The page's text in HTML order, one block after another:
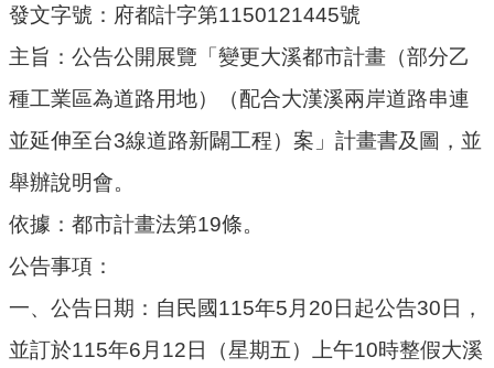
業
務
訊
便
民
務
政
府
訊
發文字號：府都計字第1150121445號
主旨：公告公開展覽「變更大溪都市計畫（部分乙
種工業區為道路用地）（配合大漢溪兩岸道路串連
並延伸至台3線道路新闢工程）案」計畫書及圖，並
舉辦說明會。
依據：都市計畫法第19條。
公告事項：
一、公告日期：自民國115年5月20日起公告30日，
並訂於115年6月12日（星期五）上午10時整假大溪